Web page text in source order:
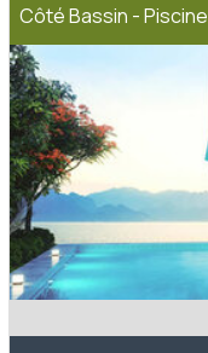
Côté Bassin - Piscine